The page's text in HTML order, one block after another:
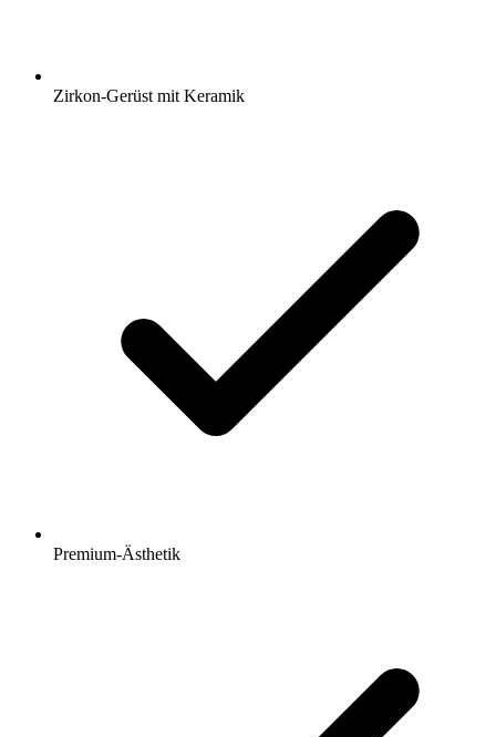
Zirkon-Gerüst mit Keramik
Premium-Ästhetik